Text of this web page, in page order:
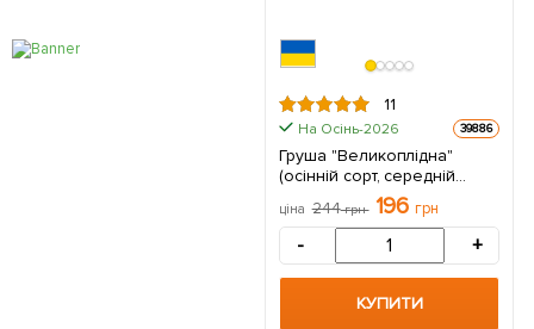
11
На Осінь-2026 39886
Груша "Великоплідна"
(осінній сорт, середній
термін дозрівання) 1
саджанець в упаковці
ціна 244грн 196 грн
- +
КУПИТИ